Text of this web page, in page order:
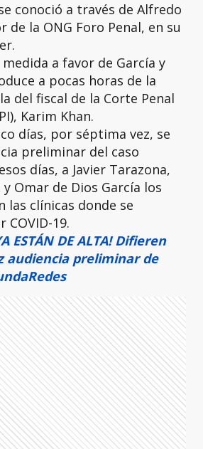
conoció a través de Alfredo
de la ONG Foro Penal, en su
a favor de García y
a pocas horas de la
del fiscal de la Corte Penal
Karim Khan.
días, por séptima vez, se
preliminar del caso
días, a Javier Tarazona,
y Omar de Dios García los
las clínicas donde se
19.
ESTÁN DE ALTA! Difieren
audiencia preliminar de